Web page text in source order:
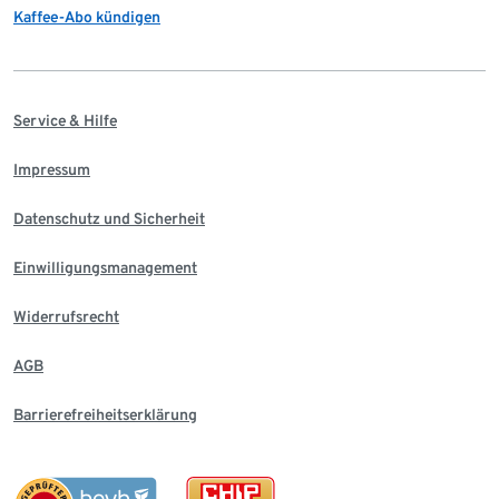
Kaffee-Abo kündigen
Service & Hilfe
Impressum
Datenschutz und Sicherheit
Einwilligungsmanagement
Widerrufsrecht
AGB
Barrierefreiheitserklärung